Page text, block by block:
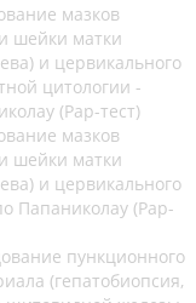
мазков
шейки матки
и цервикального
цитологии -
(Рар-тест)
мазков
шейки матки
и цервикального
Папаниколау (Рар-
пункционного
(гепатобиопсия,